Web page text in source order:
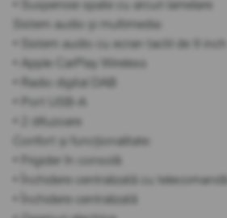
• Suspensie spate cu arcuri lamelare
Sistem audio și multimedia:
• Sistem audio cu ecran tactil de 9 inch
• Apple CarPlay Wireless
• Radio digital DAB
• Port USB-A
• 2 difuzoare
Confort și funcționalitate:
• Frigider în consolă
• Închidere centralizată cu telecomandă
• Închidere centralizată